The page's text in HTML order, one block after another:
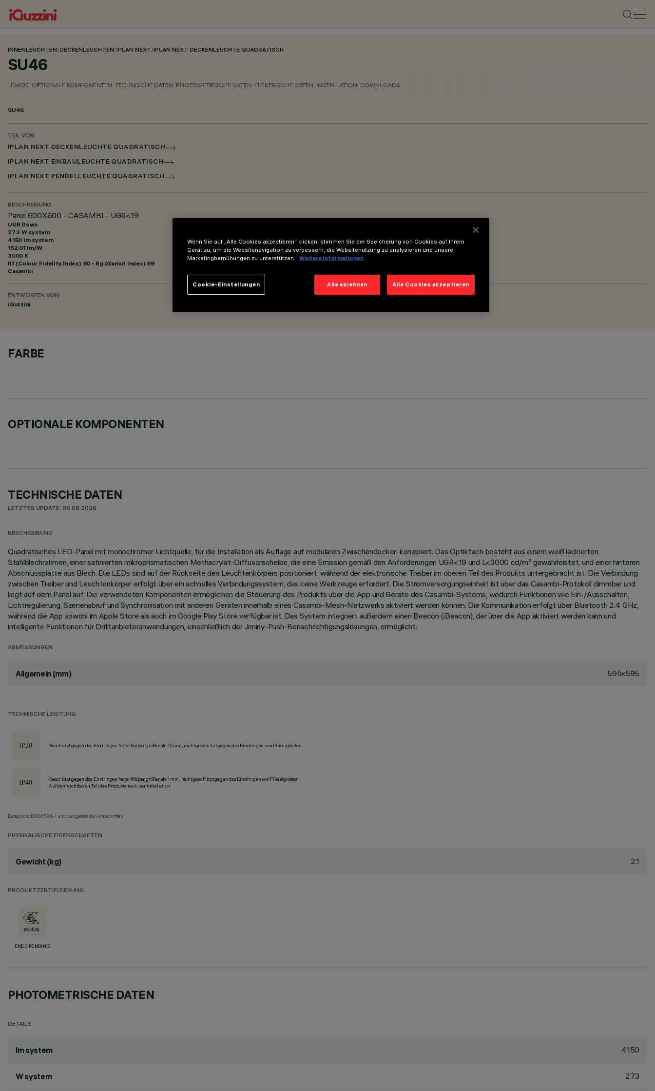
INNENLEUCHTEN/DECKENLEUCHTEN/IPLAN NEXT/IPLAN NEXT DECKENLEUCHTE QUADRATISCH
SU46
FARBE OPTIONALE KOMPONENTEN TECHNISCHE DATEN PHOTOMETRISCHE DATEN ELEKTRISCHE DATEN INSTALLATION DOWNLOADS
SU46
TEIL VON
IPLAN NEXT DECKENLEUCHTE QUADRATISCH
IPLAN NEXT EINBAULEUCHTE QUADRATISCH
IPLAN NEXT PENDELLEUCHTE QUADRATISCH
BESCHREIBUNG
Panel 600X600 - CASAMBI - UGR<19
UGR Down
27.3 W system
4150 lm system
152.01 lm/W
3000 K
Rf (Colour Fidelity Index) 90 - Rg (Gamut Index) 99
Casambi
ENTWORFEN VON
iGuzzini
FARBE
OPTIONALE KOMPONENTEN
TECHNISCHE DATEN
LETZTES UPDATE: 06.08.2026
BESCHREIBUNG
Quadratisches LED-Panel mit monochromer Lichtquelle, für die Installation als Auflage auf modularen Zwischendecken konzipiert. Das Optikfach besteht aus einem weiß lackierten
Stahlblechrahmen, einer satinierten mikroprismatischen Methacrylat-Diffusorscheibe, die eine Emission gemäß den Anforderungen UGR<19 und L<3000 cd/m² gewährleistet, und einer hinteren
Abschlussplatte aus Blech. Die LEDs sind auf der Rückseite des Leuchtenkörpers positioniert, während der elektronische Treiber im oberen Teil des Produkts untergebracht ist. Die Verbindung
zwischen Treiber und Leuchtenkörper erfolgt über ein schnelles Verbindungssystem, das keine Werkzeuge erfordert. Die Stromversorgungseinheit ist über das Casambi-Protokoll dimmbar und
liegt auf dem Panel auf. Die verwendeten Komponenten ermöglichen die Steuerung des Produkts über die App und Geräte des Casambi-Systems, wodurch Funktionen wie Ein-/Ausschalten,
Lichtregulierung, Szenenabruf und Synchronisation mit anderen Geräten innerhalb eines Casambi-Mesh-Netzwerks aktiviert werden können. Die Kommunikation erfolgt über Bluetooth 2.4 GHz,
während die App sowohl im Apple Store als auch im Google Play Store verfügbar ist. Das System integriert außerdem einen Beacon (iBeacon), der über die App aktiviert werden kann und
intelligente Funktionen für Drittanbieteranwendungen, einschließlich der Jiminy-Push-Benachrichtigungslösungen, ermöglicht.
ABMESSUNGEN
Allgemein (mm) 595x595
TECHNISCHE LEISTUNG
Geschützt gegen das Eindringen fester Körper größer als 12 mm, nicht geschützt gegen das Eindringen von Flüssigkeiten.
Geschützt gegen das Eindringen fester Körper größer als 1 mm, nicht geschützt gegen das Eindringen von Flüssigkeiten.
Auf dem sichtbaren Teil des Produkts nach der Installation
Entspricht EN60598-1 und den geltenden Vorschriften.
PHYSIKALISCHE EIGENSCHAFTEN
Gewicht (kg) 2.1
PRODUKTZERTIFIZIERUNG
ENEC PENDING
PHOTOMETRISCHE DATEN
DETAILS
lm system 4150
W system 27.3
Wenn Sie auf „Alle Cookies akzeptieren“ klicken, stimmen Sie der Speicherung von Cookies auf Ihrem
Gerät zu, um die Websitenavigation zu verbessern, die Websitenutzung zu analysieren und unsere
Marketingbemühungen zu unterstützen.
Weitere Informationen
Alle ablehnen Alle Cookies akzeptieren
Cookie-Einstellungen